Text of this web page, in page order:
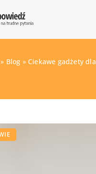
» Blog » Ciekawe gadżety dla